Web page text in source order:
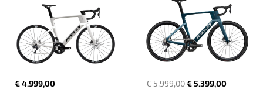
€ 4.999,00 € 5.999,00€ 5.399,00